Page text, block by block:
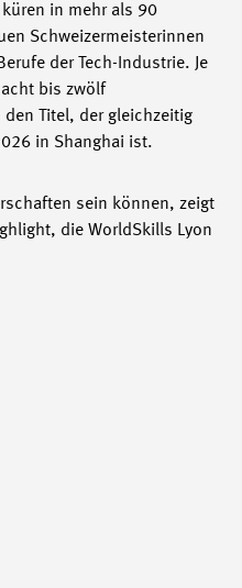
küren in mehr als 90
Schweizermeisterinnen
der Tech-Industrie. Je
bis zwölf
Titel, der gleichzeitig
in Shanghai ist.
sein können, zeigt
die WorldSkills Lyon